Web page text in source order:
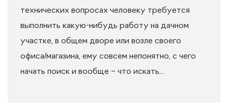
технических вопросах человеку требуется
выполнить какую-нибудь работу на дачном
участке, в общем дворе или возле своего
офиса/магазина, ему совсем непонятно, с чего
начать поиск и вообще – что искать...